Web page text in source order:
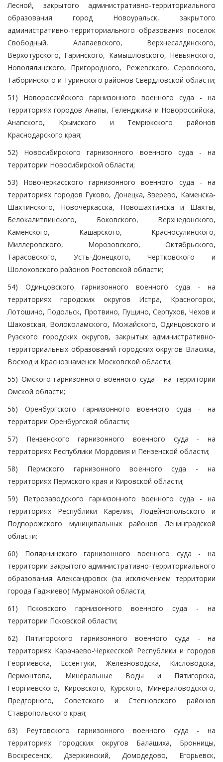
Лесной, закрытого административно-территориального
образования город Новоуральск, закрытого
административно-территориального образования поселок
Свободный, Алапаевского, Верхнесалдинского,
Верхотурского, Гаринского, Камышловского, Невьянского,
Новолялинского, Пригородного, Режевского, Серовского,
Таборинского и Туринского районов Свердловской области;
51) Новороссийского гарнизонного военного суда - на
территориях городов Анапы, Геленджика и Новороссийска,
Анапского, Крымского и Темрюкского районов
Краснодарского края;
52) Новосибирского гарнизонного военного суда - на
территории Новосибирской области;
53) Новочеркасского гарнизонного военного суда - на
территориях городов Гуково, Донецка, Зверево, Каменска-
Шахтинского, Новочеркасска, Новошахтинска и Шахты,
Белокалитвинского, Боковского, Верхнедонского,
Каменского, Кашарского, Красносулинского,
Миллеровского, Морозовского, Октябрьского,
Тарасовского, Усть-Донецкого, Чертковского и
Шолоховского районов Ростовской области;
54) Одинцовского гарнизонного военного суда - на
территориях городских округов Истра, Красногорск,
Лотошино, Подольск, Протвино, Пущино, Серпухов, Чехов и
Шаховская, Волоколамского, Можайского, Одинцовского и
Рузского городских округов, закрытых административно-
территориальных образований городских округов Власиха,
Восход и Краснознаменск Московской области;
55) Омского гарнизонного военного суда - на территории
Омской области;
56) Оренбургского гарнизонного военного суда - на
территории Оренбургской области;
57) Пензенского гарнизонного военного суда - на
территориях Республики Мордовия и Пензенской области;
58) Пермского гарнизонного военного суда - на
территориях Пермского края и Кировской области;
59) Петрозаводского гарнизонного военного суда - на
территориях Республики Карелия, Лодейнопольского и
Подпорожского муниципальных районов Ленинградской
области;
60) Полярнинского гарнизонного военного суда - на
территории закрытого административно-территориального
образования Александровск (за исключением территории
города Гаджиево) Мурманской области;
61) Псковского гарнизонного военного суда - на
территории Псковской области;
62) Пятигорского гарнизонного военного суда - на
территориях Карачаево-Черкесской Республики и городов
Георгиевска, Ессентуки, Железноводска, Кисловодска,
Лермонтова, Минеральные Воды и Пятигорска,
Георгиевского, Кировского, Курского, Минераловодского,
Предгорного, Советского и Степновского районов
Ставропольского края;
63) Реутовского гарнизонного военного суда - на
территориях городских округов Балашиха, Бронницы,
Воскресенск, Дзержинский, Домодедово, Егорьевск,